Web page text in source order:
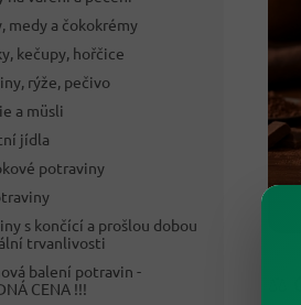
medy a čokokrémy
kečupy, hořčice
rýže, pečivo
a müsli
jídla
potraviny
s končící a prošlou dobou
trvanlivosti
balení potravin -
CENA !!!
⚖️